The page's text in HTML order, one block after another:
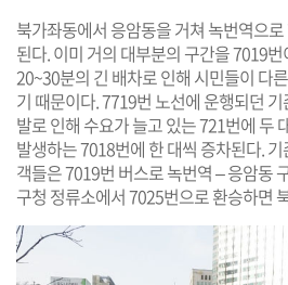
북가좌동에서 응암동을 거쳐 녹번역으
된다. 이미 거의 대부분의 구간을 7019
20~30분의 긴 배차로 인해 시민들이 다
기 때문이다. 7719번 노선에 운행되던
발로 인해 수요가 늘고 있는 721번에 두
발생하는 7018번에 한 대씩 증차된다.
객들은 7019번 버스로 녹번역 – 응암동
구청 정류소에서 7025번으로 환승하면